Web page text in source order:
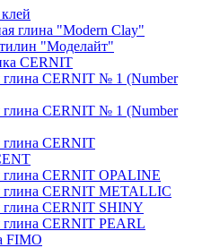
глина "Modern Clay"
"Моделайт"
CERNIT
CERNIT № 1 (Number
CERNIT № 1 (Number
CERNIT
CERNIT OPALINE
глина CERNIT METALLIC
CERNIT SHINY
CERNIT PEARL
FIMO